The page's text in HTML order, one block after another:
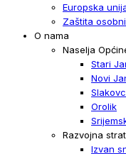
Europska
Zaštita
O nama
Naselja
Stari
Novi
Orolik
Razvojna
Izvan